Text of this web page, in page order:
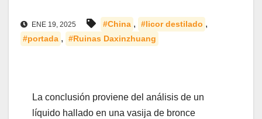
ENE 19, 2025 #China , #licor destilado ,
#portada , #Ruinas Daxinzhuang
La conclusión proviene del análisis de un
líquido hallado en una vasija de bronce